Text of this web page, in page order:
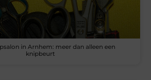
in Arnhem: meer dan alleen een
knipbeurt